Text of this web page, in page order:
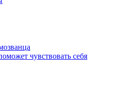
чувствовать себя